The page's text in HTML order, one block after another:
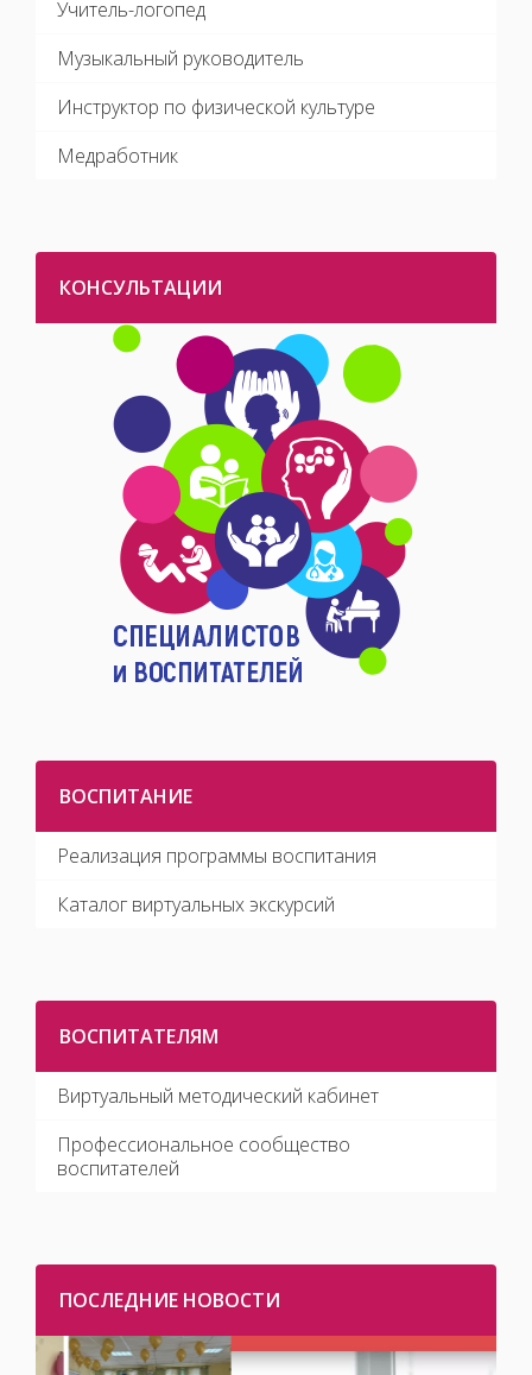
Учитель-логопед
Музыкальный руководитель
Инструктор по физической культуре
Медработник
КОНСУЛЬТАЦИИ
ВОСПИТАНИЕ
Реализация программы воспитания
Каталог виртуальных экскурсий
ВОСПИТАТЕЛЯМ
Виртуальный методический кабинет
Профессиональное сообщество
воспитателей
ПОСЛЕДНИЕ НОВОСТИ